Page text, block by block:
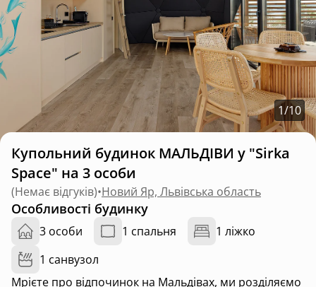
1/10
Купольний будинок МАЛЬДІВИ у "Sirka
Space" на 3 особи
(Немає відгуків)•Новий Яр, Львівська область
Особливості будинку
3 особи 1 спальня
1 ліжко
1 санвузол
Мрієте про відпочинок на Мальдівах, ми розділяємо